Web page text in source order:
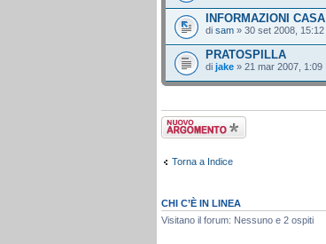
INFORMAZIONI CASA
di sam » 30 set 2008, 15:12
PRATOSPILLA
di jake » 21 mar 2007, 1:09
Scrivi un nuovo
argomento
Torna a Indice
CHI C’È IN LINEA
Visitano il forum: Nessuno e 2 ospiti